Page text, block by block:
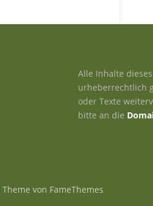
Alle Inhalte
urheberrechtlich
oder Texte
bitte an die
Theme von FameThemes